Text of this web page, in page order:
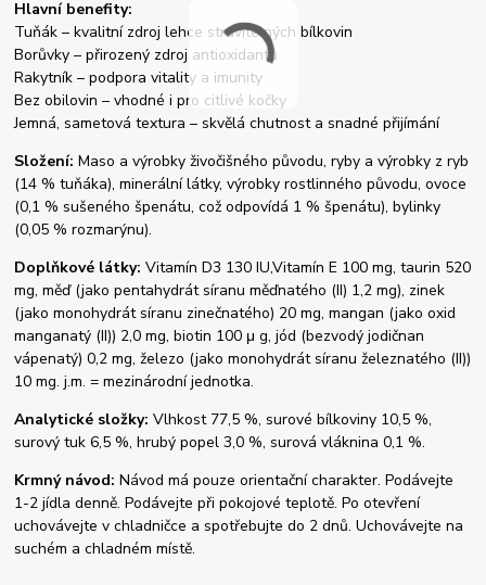
Hlavní benefity:
Tuňák – kvalitní zdroj lehce stravitelných bílkovin
Borůvky – přirozený zdroj antioxidantů
Rakytník – podpora vitality a imunity
Bez obilovin – vhodné i pro citlivé kočky
Jemná, sametová textura – skvělá chutnost a snadné přijímání
Složení:Maso a výrobky živočišného původu, ryby a výrobky z ryb
(14 % tuňáka), minerální látky, výrobky rostlinného původu, ovoce
(0,1 % sušeného špenátu, což odpovídá 1 % špenátu), bylinky
(0,05 % rozmarýnu).
Doplňkové látky:Vitamín D3 130 IU,Vitamín E 100 mg, taurin 520
mg, měď (jako pentahydrát síranu měďnatého (II) 1,2 mg), zinek
(jako monohydrát síranu zinečnatého) 20 mg, mangan (jako oxid
manganatý (II)) 2,0 mg, biotin 100 μ g, jód (bezvodý jodičnan
vápenatý) 0,2 mg, železo (jako monohydrát síranu železnatého (II))
10 mg. j.m. = mezinárodní jednotka.
Analytické složky: Vlhkost 77,5 %, surové bílkoviny 10,5 %,
surový tuk 6,5 %, hrubý popel 3,0 %, surová vláknina 0,1 %.
Krmný návod:Návod má pouze orientační charakter. Podávejte
1-2 jídla denně. Podávejte při pokojové teplotě. Po otevření
uchovávejte v chladničce a spotřebujte do 2 dnů. Uchovávejte na
suchém a chladném místě.